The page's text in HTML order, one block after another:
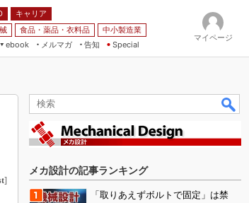
キャリア
食品・薬品・衣料品
中小製造業
ebook
メルマガ
告知 Special
マイページ
]
メカ設計の記事ランキング
「取りあえずボルトで固定」は禁